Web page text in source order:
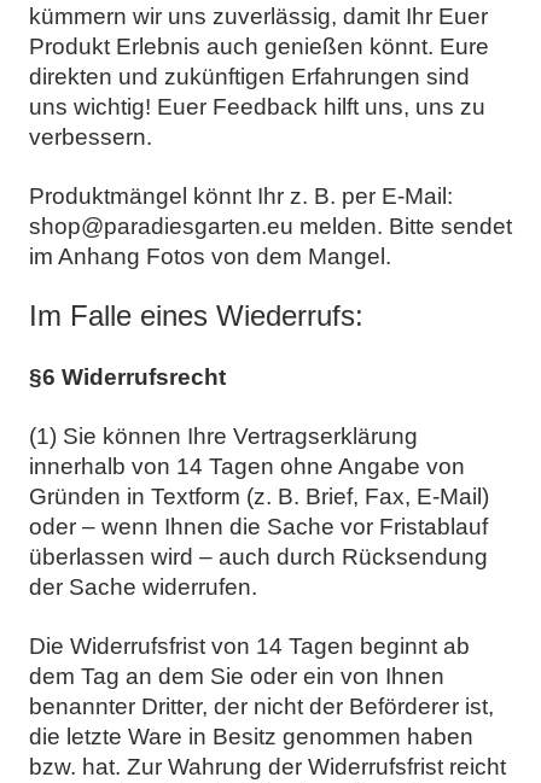
kümmern wir uns zuverlässig, damit Ihr Euer
Produkt Erlebnis auch genießen könnt. Eure
direkten und zukünftigen Erfahrungen sind
uns wichtig! Euer Feedback hilft uns, uns zu
verbessern.
Produktmängel könnt Ihr z. B. per E-Mail:
shop@paradiesgarten.eu melden. Bitte sendet
im Anhang Fotos von dem Mangel.
Im Falle eines Wiederrufs:
§6 Widerrufsrecht
(1) Sie können Ihre Vertragserklärung
innerhalb von 14 Tagen ohne Angabe von
Gründen in Textform (z. B. Brief, Fax, E-Mail)
oder – wenn Ihnen die Sache vor Fristablauf
überlassen wird – auch durch Rücksendung
der Sache widerrufen.
Die Widerrufsfrist von 14 Tagen beginnt ab
dem Tag an dem Sie oder ein von Ihnen
benannter Dritter, der nicht der Beförderer ist,
die letzte Ware in Besitz genommen haben
bzw. hat. Zur Wahrung der Widerrufsfrist reicht